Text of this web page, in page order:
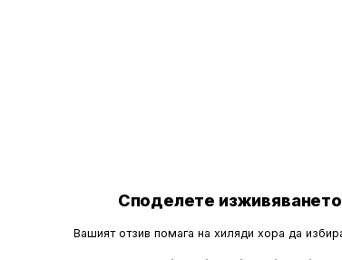
Споделете
Вашият отзив помага на хиляди хора да